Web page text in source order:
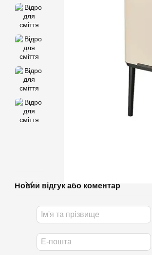
Новий відгук або коментар